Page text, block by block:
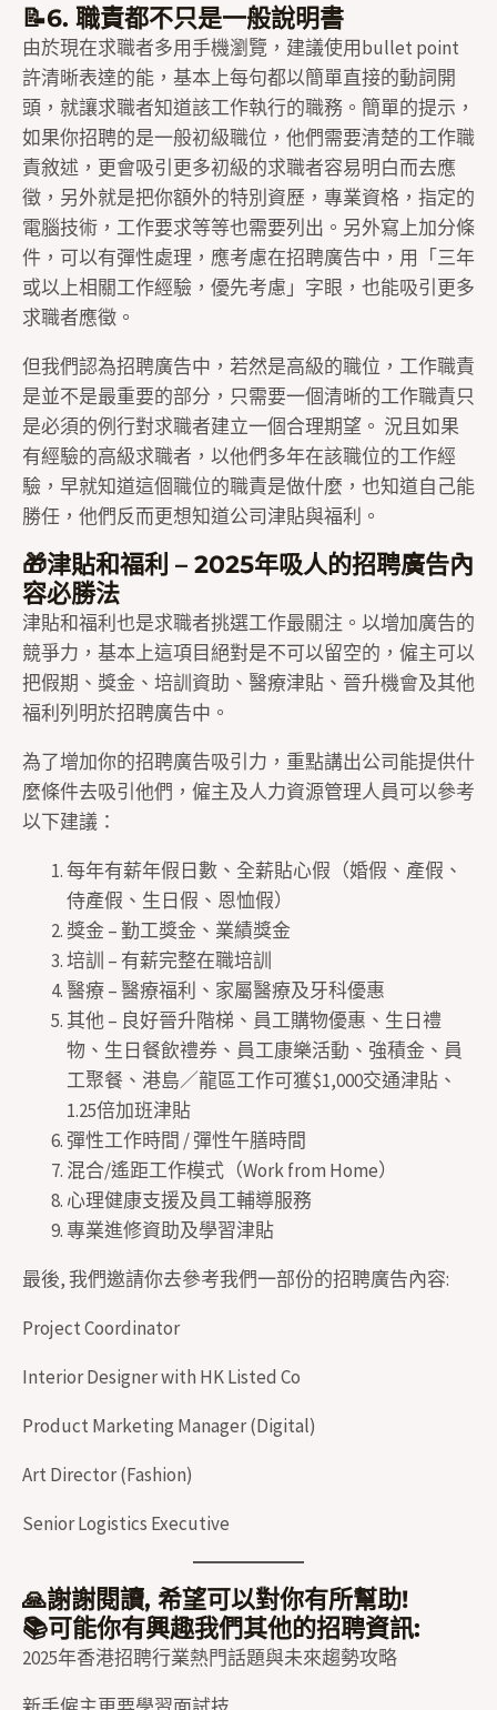
📝6. 職責都不只是一般說明書
由於現在求職者多用手機瀏覽，建議使用bullet point
許清晰表達的能，基本上每句都以簡單直接的動詞開
頭，就讓求職者知道該工作執行的職務。簡單的提示，
如果你招聘的是一般初級職位，他們需要清楚的工作職
責敘述，更會吸引更多初級的求職者容易明白而去應
徵，另外就是把你額外的特別資歷，專業資格，指定的
電腦技術，工作要求等等也需要列出。另外寫上加分條
件，可以有彈性處理，應考慮在招聘廣告中，用「三年
或以上相關工作經驗，優先考慮」字眼，也能吸引更多
求職者應徵。
但我們認為招聘廣告中，若然是高級的職位，工作職責
是並不是最重要的部分，只需要一個清晰的工作職責只
是必須的例行對求職者建立一個合理期望。 況且如果
有經驗的高級求職者，以他們多年在該職位的工作經
驗，早就知道這個職位的職責是做什麼，也知道自己能
勝任，他們反而更想知道公司津貼與福利。
🎁津貼和福利 – 2025年吸人的招聘廣告內
容必勝法
津貼和福利也是求職者挑選工作最關注。以增加廣告的
競爭力，基本上這項目絕對是不可以留空的，僱主可以
把假期、獎金、培訓資助、醫療津貼、晉升機會及其他
福利列明於招聘廣告中。
為了增加你的招聘廣告吸引力，重點講出公司能提供什
麼條件去吸引他們，僱主及人力資源管理人員可以參考
以下建議：
每年有薪年假日數、全薪貼心假（婚假、產假、
侍產假、生日假、恩恤假）
獎金 – 勤工獎金、業績獎金
培訓 – 有薪完整在職培訓
醫療 – 醫療福利、家屬醫療及牙科優惠
其他 – 良好晉升階梯、員工購物優惠、生日禮
物、生日餐飲禮券、員工康樂活動、強積金、員
工聚餐、港島／龍區工作可獲$1,000交通津貼、
1.25倍加班津貼
彈性工作時間 / 彈性午膳時間
混合/遙距工作模式（Work from Home）
心理健康支援及員工輔導服務
專業進修資助及學習津貼
最後, 我們邀請你去參考我們一部份的招聘廣告內容:
Project Coordinator
Interior Designer with HK Listed Co
Product Marketing Manager (Digital)
Art Director (Fashion)
Senior Logistics Executive
🙏謝謝閱讀, 希望可以對你有所幫助!
📚可能你有興趣我們其他的招聘資訊:
2025年香港招聘行業熱門話題與未來趨勢攻略